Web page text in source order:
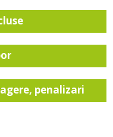
penalizari